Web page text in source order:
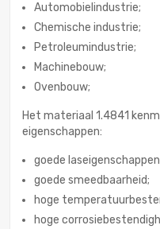
Automobielindustrie;
Chemische industrie;
Petroleumindustrie;
Machinebouw;
Ovenbouw;
Het materiaal 1.4841
eigenschappen:
goede
goede smeedbaarheid;
hoge
hoge